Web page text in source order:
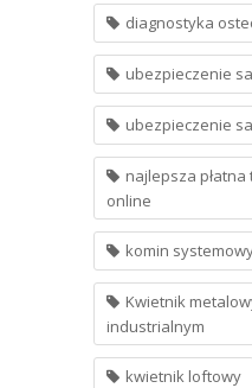
diagnostyka
ubezpieczenie
ubezpieczenie
najlepsza
online
komin
Kwietnik
industrialnym
kwietnik loftowy